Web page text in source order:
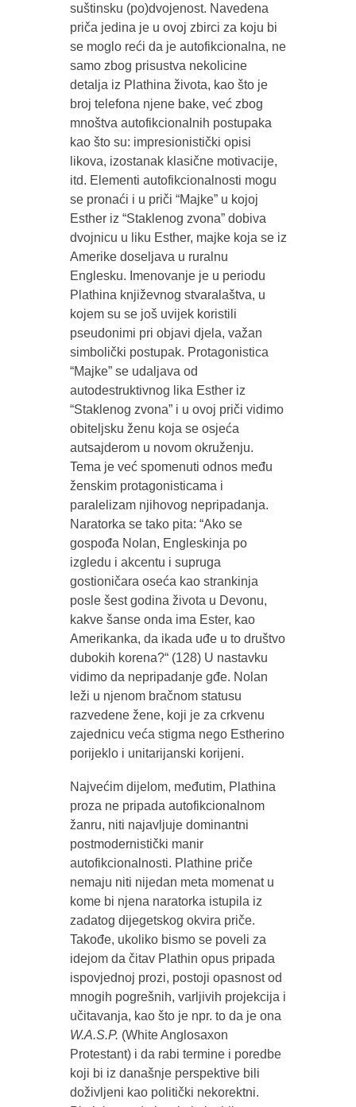
suštinsku (po)dvojenost. Navedena
priča jedina je u ovoj zbirci za koju bi
se moglo reći da je autofikcionalna, ne
samo zbog prisustva nekolicine
detalja iz Plathina života, kao što je
broj telefona njene bake, već zbog
mnoštva autofikcionalnih postupaka
kao što su: impresionistički opisi
likova, izostanak klasične motivacije,
itd. Elementi autofikcionalnosti mogu
se pronaći i u priči “Majke” u kojoj
Esther iz “Staklenog zvona” dobiva
dvojnicu u liku Esther, majke koja se iz
Amerike doseljava u ruralnu
Englesku. Imenovanje je u periodu
Plathina književnog stvaralaštva, u
kojem su se još uvijek koristili
pseudonimi pri objavi djela, važan
simbolički postupak. Protagonistica
“Majke” se udaljava od
autodestruktivnog lika Esther iz
“Staklenog zvona” i u ovoj priči vidimo
obiteljsku ženu koja se osjeća
autsajderom u novom okruženju.
Tema je već spomenuti odnos među
ženskim protagonisticama i
paralelizam njihovog nepripadanja.
Naratorka se tako pita: “Ako se
gospođa Nolan, Engleskinja po
izgledu i akcentu i supruga
gostioničara oseća kao strankinja
posle šest godina života u Devonu,
kakve šanse onda ima Ester, kao
Amerikanka, da ikada uđe u to društvo
dubokih korena?“ (128) U nastavku
vidimo da nepripadanje gđe. Nolan
leži u njenom bračnom statusu
razvedene žene, koji je za crkvenu
zajednicu veća stigma nego Estherino
porijeklo i unitarijanski korijeni.
Najvećim dijelom, međutim, Plathina
proza ne pripada autofikcionalnom
žanru, niti najavljuje dominantni
postmodernistički manir
autofikcionalnosti. Plathine priče
nemaju niti nijedan meta momenat u
kome bi njena naratorka istupila iz
zadatog dijegetskog okvira priče.
Takođe, ukoliko bismo se poveli za
idejom da čitav Plathin opus pripada
ispovjednoj prozi, postoji opasnost od
mnogih pogrešnih, varljivih projekcija i
učitavanja, kao što je npr. to da je ona
W.A.S.P. (White Anglosaxon
Protestant) i da rabi termine i poredbe
koji bi iz današnje perspektive bili
doživljeni kao politički nekorektni.